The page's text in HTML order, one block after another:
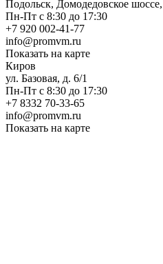
Подольск, Домодедовское
Пн-Пт с 8:30 до 17:30
+7 920 002-41-77
info@promvm.ru
Показать на карте
Киров
ул. Базовая, д. 6/1
Пн-Пт с 8:30 до 17:30
+7 8332 70-33-65
info@promvm.ru
Показать на карте